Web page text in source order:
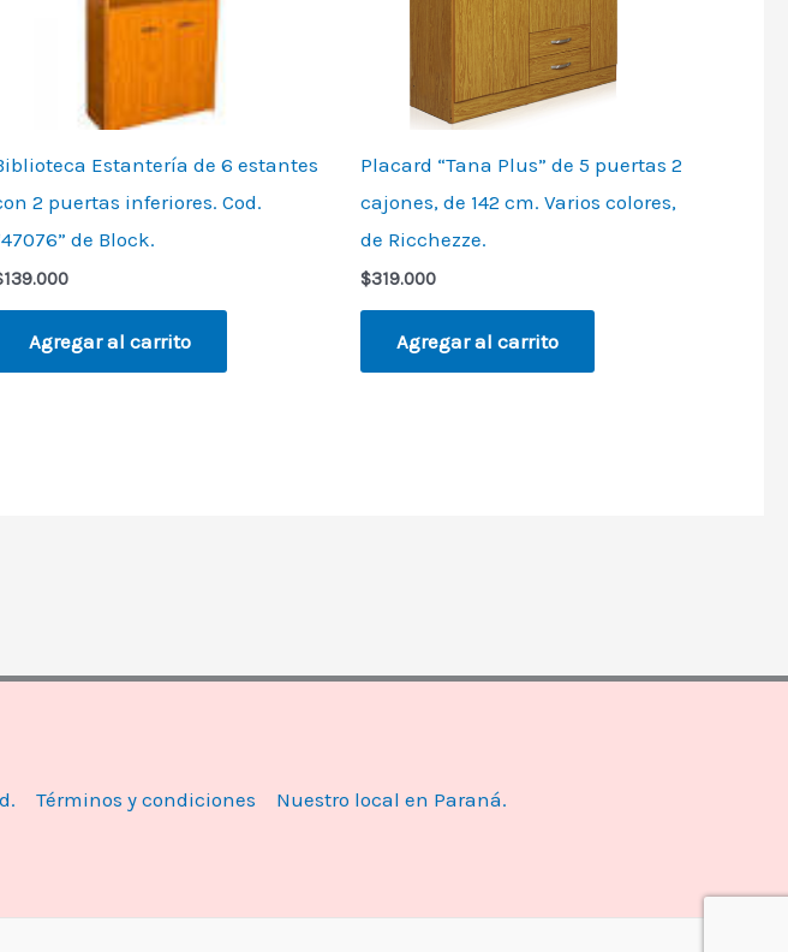
Estantería de 6 estantes
2 puertas inferiores. Cod.
de Block.
139.000
Agregar al carrito
Placard “Tana Plus” de 5 puertas 2
cajones, de 142 cm. Varios colores,
de Ricchezze.
$319.000
Agregar al carrito
Términos y condiciones Nuestro local en Paraná.